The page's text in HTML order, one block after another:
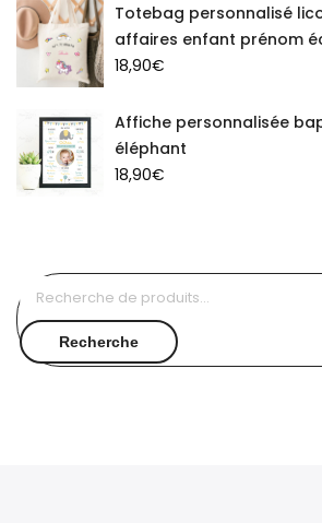
Totebag personnalisé
affaires enfant prénom
18,90€
Affiche personnalisée
éléphant
18,90€
Recherche